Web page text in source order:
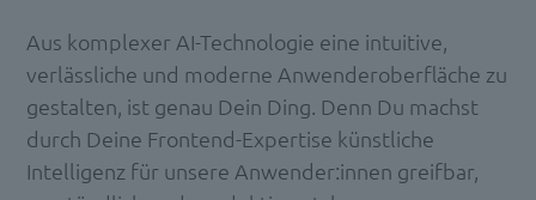
Aus komplexer AI-Technologie eine intuitive,
verlässliche und moderne Anwenderoberfläche zu
gestalten, ist genau Dein Ding. Denn Du machst
durch Deine Frontend-Expertise künstliche
Intelligenz für unsere Anwender:innen greifbar,